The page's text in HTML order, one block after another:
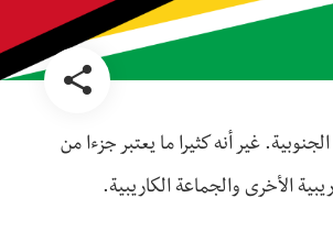
غير أنه كثيرا ما يعتبر جزءا من
الأخرى والجماعة الكاريبية.